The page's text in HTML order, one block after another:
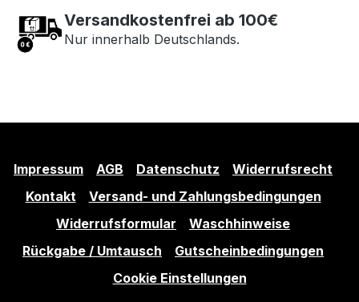
Versandkostenfrei ab 100€
Nur innerhalb Deutschlands.
Impressum AGB Datenschutz
Widerrufsrecht
Kontakt
Versand- und Zahlungsbedingungen
Widerrufsformular
Waschhinweise
Rückgabe / Umtausch
Gutscheinbedingungen
Cookie Einstellungen